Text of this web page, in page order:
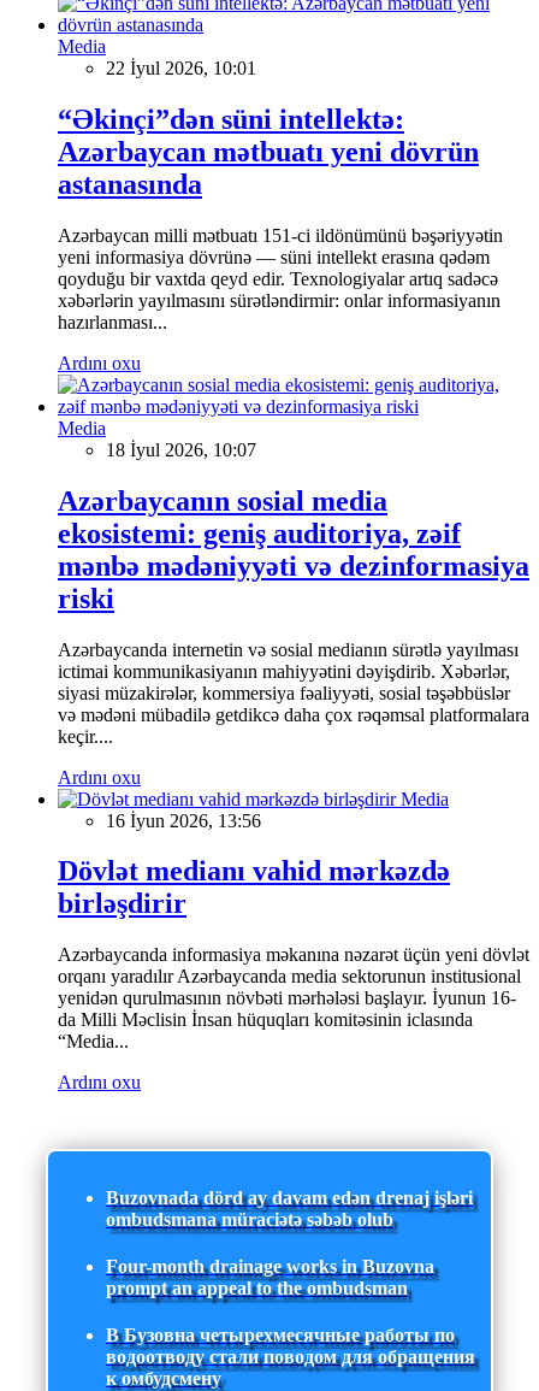
Media
22 İyul 2026, 10:01
“Əkinçi”dən süni intellektə:
Azərbaycan mətbuatı yeni dövrün
astanasında
Azərbaycan milli mətbuatı 151-ci ildönümünü bəşəriyyətin
yeni informasiya dövrünə — süni intellekt erasına qədəm
qoyduğu bir vaxtda qeyd edir. Texnologiyalar artıq sadəcə
xəbərlərin yayılmasını sürətləndirmir: onlar informasiyanın
hazırlanması...
Ardını oxu
Media
18 İyul 2026, 10:07
Azərbaycanın sosial media
ekosistemi: geniş auditoriya, zəif
mənbə mədəniyyəti və dezinformasiya
riski
Azərbaycanda internetin və sosial medianın sürətlə yayılması
ictimai kommunikasiyanın mahiyyətini dəyişdirib. Xəbərlər,
siyasi müzakirələr, kommersiya fəaliyyəti, sosial təşəbbüslər
və mədəni mübadilə getdikcə daha çox rəqəmsal platformalara
keçir....
Ardını oxu
Media
16 İyun 2026, 13:56
Dövlət medianı vahid mərkəzdə
birləşdirir
Azərbaycanda informasiya məkanına nəzarət üçün yeni dövlət
orqanı yaradılır Azərbaycanda media sektorunun institusional
yenidən qurulmasının növbəti mərhələsi başlayır. İyunun 16-
da Milli Məclisin İnsan hüquqları komitəsinin iclasında
“Media...
Ardını oxu
Buzovnada dörd ay davam edən drenaj işləri
ombudsmana müraciətə səbəb olub
Four-month drainage works in Buzovna
prompt an appeal to the ombudsman
В Бузовна четырехмесячные работы по
водоотводу стали поводом для обращения
к омбудсмену